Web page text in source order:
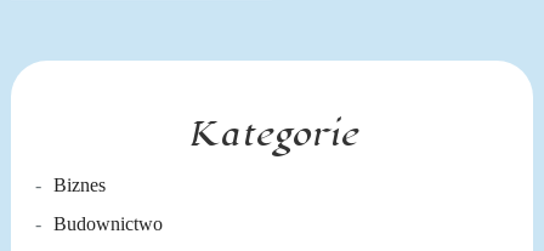
Kategorie
Biznes
Budownictwo